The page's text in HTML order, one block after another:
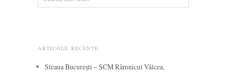
ARTICOLE RECENTE
Steaua București – SCM Râmnicul Vâlcea,